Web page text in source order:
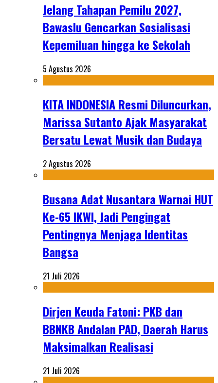
Jelang Tahapan Pemilu 2027,
Bawaslu Gencarkan Sosialisasi
Kepemiluan hingga ke Sekolah
5 Agustus 2026
KITA INDONESIA Resmi Diluncurkan,
Marissa Sutanto Ajak Masyarakat
Bersatu Lewat Musik dan Budaya
2 Agustus 2026
Busana Adat Nusantara Warnai HUT
Ke-65 IKWI, Jadi Pengingat
Pentingnya Menjaga Identitas
Bangsa
21 Juli 2026
Dirjen Keuda Fatoni: PKB dan
BBNKB Andalan PAD, Daerah Harus
Maksimalkan Realisasi
21 Juli 2026